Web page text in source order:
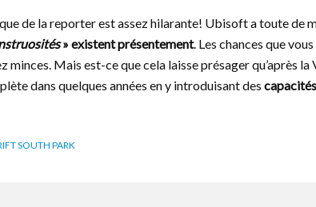
de la reporter est assez hilarante! Ubisoft a toute de
» existent présentement. Les chances que
minces. Mais est-ce que cela laisse présager qu’après
dans quelques années en y introduisant des
SOUTH PARK